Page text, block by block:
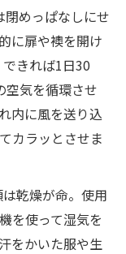
閉めっぱなしにせ
に扉や襖を開け
きれば1日30
空気を循環させ
内に風を送り込
カラッとさせま
乾燥が命。使用
を使って湿気を
をかいた服や生